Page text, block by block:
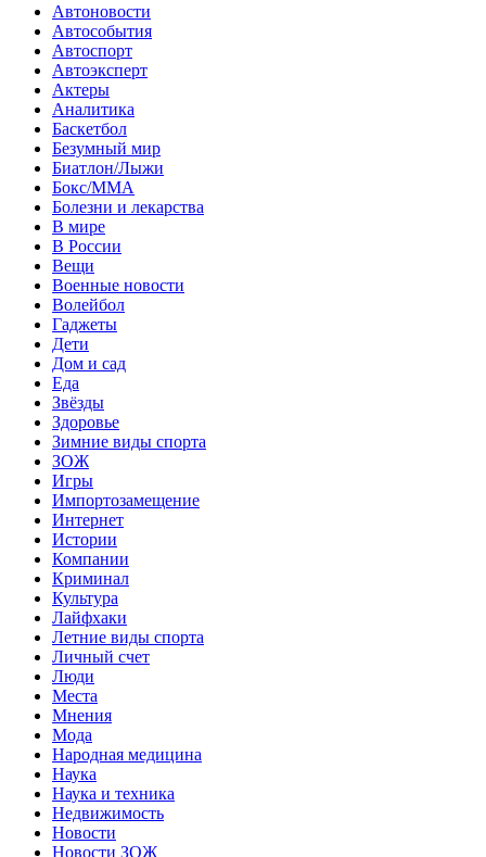
Автоновости
Автособытия
Автоспорт
Автоэксперт
Актеры
Аналитика
Баскетбол
Безумный мир
Биатлон/Лыжи
Бокс/MMA
Болезни и лекарства
В мире
В России
Вещи
Военные новости
Волейбол
Гаджеты
Дети
Дом и сад
Еда
Звёзды
Здоровье
Зимние виды спорта
ЗОЖ
Игры
Импортозамещение
Интернет
Истории
Компании
Криминал
Культура
Лайфхаки
Летние виды спорта
Личный счет
Люди
Места
Мнения
Мода
Народная медицина
Наука
Наука и техника
Недвижимость
Новости
Новости ЗОЖ